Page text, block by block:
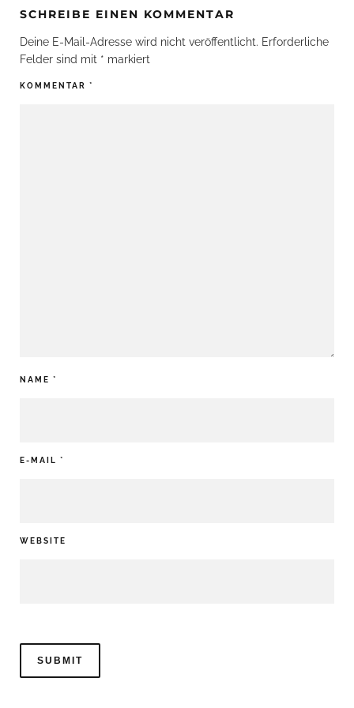
SCHREIBE EINEN KOMMENTAR
Deine E-Mail-Adresse wird nicht veröffentlicht. Erforderliche
Felder sind mit * markiert
KOMMENTAR *
NAME *
E-MAIL *
WEBSITE